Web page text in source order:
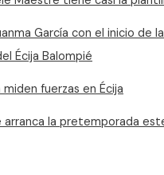
García con el inicio de la
Écija Balompié
fuerzas en Écija
arranca la pretemporada este